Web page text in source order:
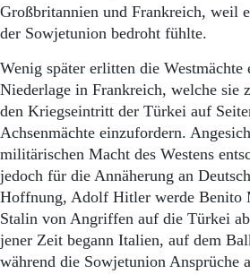
Großbritannien und Frankreich, weil
der Sowjetunion bedroht fühlte.
Wenig später erlitten die Westmächte
Niederlage in Frankreich, welche sie
den Kriegseintritt der Türkei auf
Achsenmächte einzufordern.
militärischen Macht des Westens
jedoch für die Annäherung an
Hoffnung, Adolf Hitler werde Benito
Stalin von Angriffen auf die Türkei
jener Zeit begann Italien, auf dem
während die Sowjetunion Ansprüche